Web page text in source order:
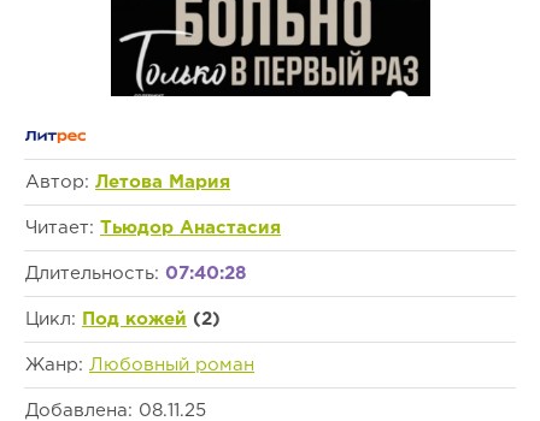
Автор: Летова Мария
Читает: Тьюдор Анастасия
Длительность: 07:40:28
Цикл: Под кожей (2)
Жанр: Любовный роман
Добавлена: 08.11.25